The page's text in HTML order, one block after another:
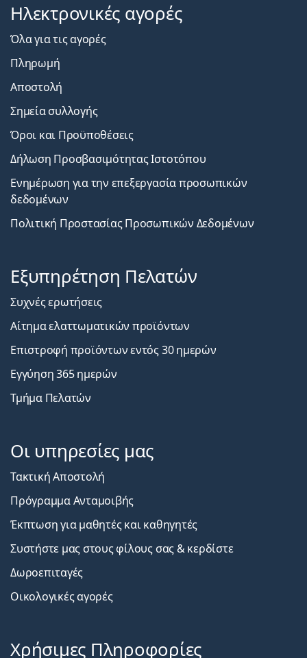
Ηλεκτρονικές αγορές
Όλα για τις αγορές
Πληρωμή
Αποστολή
Σημεία συλλογής
Όροι και Προϋποθέσεις
Δήλωση Προσβασιμότητας Ιστοτόπου
Ενημέρωση για την επεξεργασία προσωπικών
δεδομένων
Πολιτική Προστασίας Προσωπικών Δεδομένων
Εξυπηρέτηση Πελατών
Συχνές ερωτήσεις
Αίτημα ελαττωματικών προϊόντων
Επιστροφή προϊόντων εντός 30 ημερών
Εγγύηση 365 ημερών
Τμήμα Πελατών
Οι υπηρεσίες μας
Τακτική Αποστολή
Πρόγραμμα Ανταμοιβής
Έκπτωση για μαθητές και καθηγητές
Συστήστε μας στους φίλους σας & κερδίστε
Δωροεπιταγές
Οικολογικές αγορές
Χρήσιμες Πληροφορίες